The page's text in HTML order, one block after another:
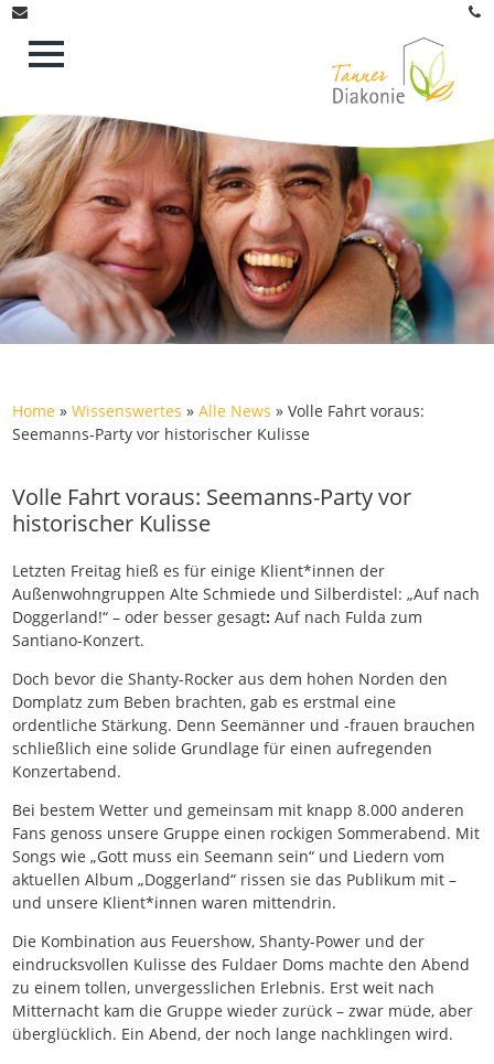
Home »Wissenswertes »Alle News »Volle Fahrt voraus:
Seemanns-Party vor historischer Kulisse
Volle Fahrt voraus: Seemanns-Party vor
historischer Kulisse
Letzten Freitag hieß es für einige Klient*innen der
Außenwohngruppen Alte Schmiede und Silberdistel: „Auf nach
Doggerland!“ – oder besser gesagt:Auf nach Fulda zum
Santiano-Konzert.
Doch bevor die Shanty-Rocker aus dem hohen Norden den
Domplatz zum Beben brachten, gab es erstmal eine
ordentliche Stärkung. Denn Seemänner und -frauen brauchen
schließlich eine solide Grundlage für einen aufregenden
Konzertabend.
Bei bestem Wetter und gemeinsam mit knapp 8.000 anderen
Fans genoss unsere Gruppe einen rockigen Sommerabend. Mit
Songs wie „Gott muss ein Seemann sein“ und Liedern vom
aktuellen Album „Doggerland“ rissen sie das Publikum mit –
und unsere Klient*innen waren mittendrin.
Die Kombination aus Feuershow, Shanty-Power und der
eindrucksvollen Kulisse des Fuldaer Doms machte den Abend
zu einem tollen, unvergesslichen Erlebnis. Erst weit nach
Mitternacht kam die Gruppe wieder zurück – zwar müde, aber
überglücklich. Ein Abend, der noch lange nachklingen wird.